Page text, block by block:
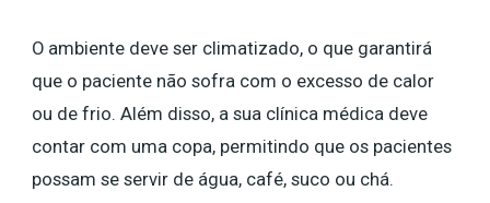
O ambiente deve ser climatizado, o que garantirá
que o paciente não sofra com o excesso de calor
ou de frio. Além disso, a sua clínica médica deve
contar com uma copa, permitindo que os pacientes
possam se servir de água, café, suco ou chá.